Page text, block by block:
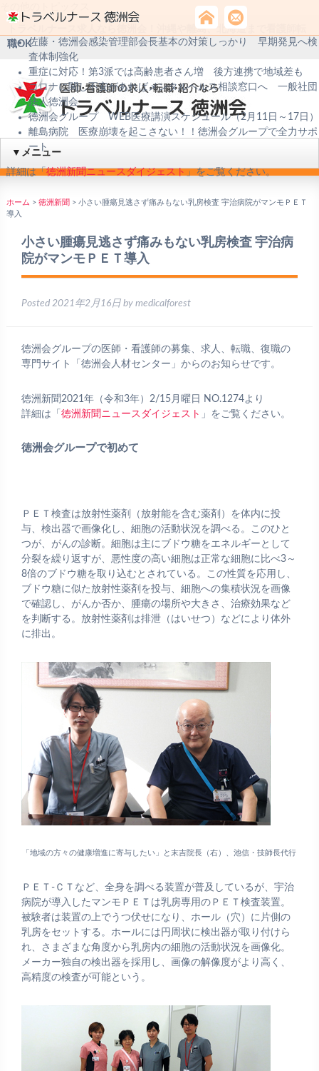
トラベルナース求人なら徳洲会！沖縄や離島、北海道まで看護師転
職OK
▼メニュー
ホーム > 徳洲新聞 > 小さい腫瘍見逃さず痛みもない乳房検査 宇治病院がマンモＰＥＴ
導入
小さい腫瘍見逃さず痛みもない乳房検査 宇治病
院がマンモＰＥＴ導入
Posted 2021年2月16日 by medicalforest
徳洲会グループの医師・看護師の募集、求人、転職、復職の
専門サイト「徳洲会人材センター」からのお知らせです。
徳洲新聞2021年（令和3年）2/15月曜日 NO.1274より
詳細は「 徳洲新聞ニュースダイジェスト 」をご覧ください。
徳洲会グループで初めて
ＰＥＴ検査は放射性薬剤（放射能を含む薬剤）を体内に投
与、検出器で画像化し、細胞の活動状況を調べる。このひと
つが、がんの診断。細胞は主にブドウ糖をエネルギーとして
分裂を繰り返すが、悪性度の高い細胞は正常な細胞に比べ3～
8倍のブドウ糖を取り込むとされている。この性質を応用し、
ブドウ糖に似た放射性薬剤を投与、細胞への集積状況を画像
で確認し、がんか否か、腫瘍の場所や大きさ、治療効果など
を判断する。放射性薬剤は排泄（はいせつ）などにより体外
に排出。
「地域の方々の健康増進に寄与したい」と末吉院長（右）、池信・技師長代行
ＰＥＴ-ＣＴなど、全身を調べる装置が普及しているが、宇治
病院が導入したマンモＰＥＴは乳房専用のＰＥＴ検査装置。
被験者は装置の上でうつ伏せになり、ホール（穴）に片側の
乳房をセットする。ホールには円周状に検出器が取り付けら
れ、さまざまな角度から乳房内の細胞の活動状況を画像化。
メーカー独自の検出器を採用し、画像の解像度がより高く、
高精度の検査が可能という。
佐藤・徳洲会感染管理部会長基本の対策しっかり 早期発見へ検
査体制強化
重症に対応！第3派では高齢患者さん増 後方連携で地域差も
コロナに関し不安があればメンタルヘルス相談窓口へ 一般社団
法人徳洲会
徳洲会グループ WEB医療講演スケジュール（2月11日～17日）
離島病院 医療崩壊を起こさない！！徳洲会グループで全力サポ
ート
詳細は「 徳洲新聞ニュースダイジェスト 」をご覧ください。